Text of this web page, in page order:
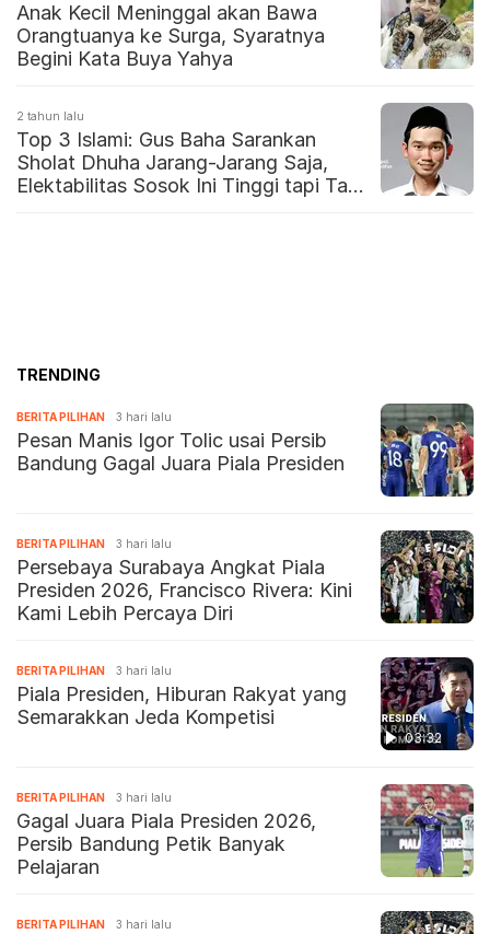
Anak Kecil Meninggal akan Bawa
Orangtuanya ke Surga, Syaratnya
Begini Kata Buya Yahya
2 tahun lalu
Top 3 Islami: Gus Baha Sarankan
Sholat Dhuha Jarang-Jarang Saja,
Elektabilitas Sosok Ini Tinggi tapi Tak
TRENDING
BERITA PILIHAN 3 hari lalu
Pesan Manis Igor Tolic usai Persib
Bandung Gagal Juara Piala Presiden
BERITA PILIHAN 3 hari lalu
Persebaya Surabaya Angkat Piala
Presiden 2026, Francisco Rivera: Kini
Kami Lebih Percaya Diri
03:32
BERITA PILIHAN 3 hari lalu
Piala Presiden, Hiburan Rakyat yang
Semarakkan Jeda Kompetisi
BERITA PILIHAN 3 hari lalu
Gagal Juara Piala Presiden 2026,
Persib Bandung Petik Banyak
Pelajaran
BERITA PILIHAN 3 hari lalu